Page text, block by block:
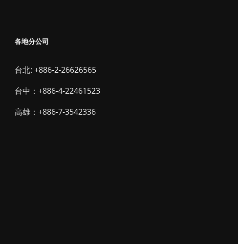
各地分公司
台北: +886-2-26626565
台中：+886-4-22461523
高雄：+886-7-3542336